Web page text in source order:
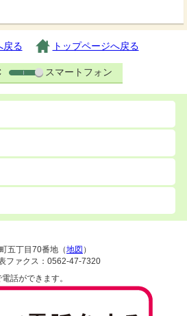
戻る トップページへ戻る
スマートフォン
五丁目70番地（地図 ）
ファクス：0562-47-7320
話ができます。